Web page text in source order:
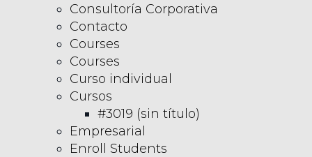
Consultoría Corporativa
Contacto
Courses
Courses
Curso individual
Cursos
#3019 (sin título)
Empresarial
Enroll Students